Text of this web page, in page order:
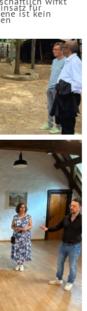
für
ist kein